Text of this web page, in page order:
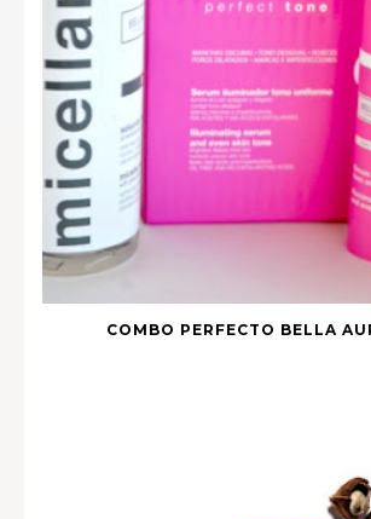
COMBO PERFECTO BELLA